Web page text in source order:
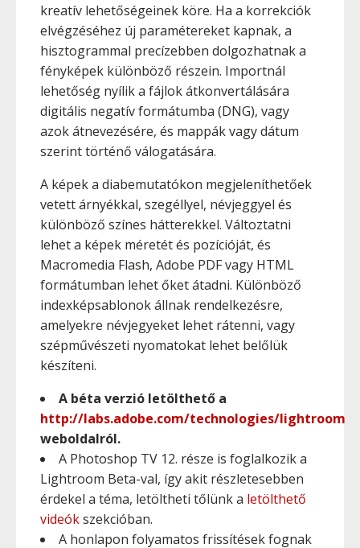
kreatív lehetőségeinek köre. Ha a korrekciók
elvégzéséhez új paramétereket kapnak, a
hisztogrammal precízebben dolgozhatnak a
fényképek különböző részein. Importnál
lehetőség nyílik a fájlok átkonvertálására
digitális negatív formátumba (DNG), vagy
azok átnevezésére, és mappák vagy dátum
szerint történő válogatására.
A képek a diabemutatókon megjeleníthetőek
vetett árnyékkal, szegéllyel, névjeggyel és
különböző színes hátterekkel. Változtatni
lehet a képek méretét és pozícióját, és
Macromedia Flash, Adobe PDF vagy HTML
formátumban lehet őket átadni. Különböző
indexképsablonok állnak rendelkezésre,
amelyekre névjegyeket lehet rátenni, vagy
szépművészeti nyomatokat lehet belőlük
készíteni.
A béta verzió letölthető a
http://labs.adobe.com/technologies/lightroom
weboldalról.
A Photoshop TV 12. része is foglalkozik a
Lightroom Beta-val, így akit részletesebben
érdekel a téma, letöltheti tőlünk a letölthető
videókszekcióban.
A honlapon folyamatos frissítések fognak